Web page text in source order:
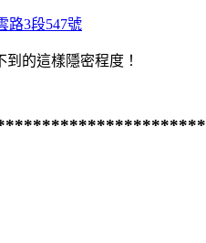
路3段547號
的這樣隱密程度！